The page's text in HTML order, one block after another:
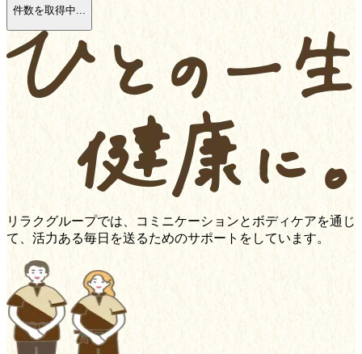
件数を取得中...
リラクグループでは、コミニケーションとボディケアを通じ
て、活力ある毎日を送るためのサポートをしています。